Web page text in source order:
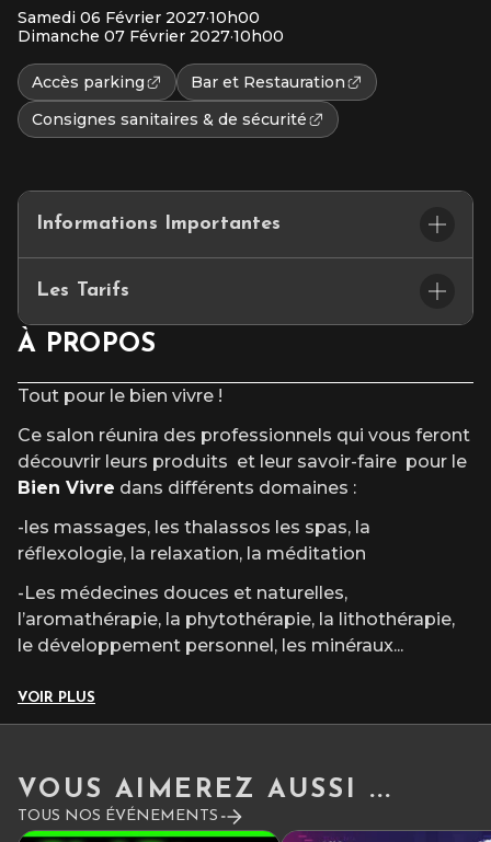
Samedi 06 Février 2027·10h00
Dimanche 07 Février 2027·10h00
Accès parking
Bar et Restauration
Consignes sanitaires & de sécurité
Informations Importantes
⏰Dimanche 07 février 2027 de 10H à 18H
Les Tarifs
Tarifs Public :
Forfait week end 5 €
Gratuit pour les moins de 12 ans
À PROPOS
Tout pour le bien vivre !
Ce salon réunira des professionnels qui vous feront
découvrir leurs produits et leur savoir-faire pour le
Bien Vivre dans différents domaines :
-les massages, les thalassos les spas, la
réflexologie, la relaxation, la méditation
-Les médecines douces et naturelles,
l’aromathérapie, la phytothérapie, la lithothérapie,
le développement personnel, les minéraux...
VOIR PLUS
VOUS AIMEREZ AUSSI ...
TOUS NOS ÉVÉNEMENTS